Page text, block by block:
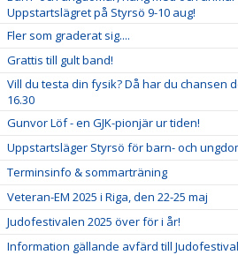
Uppstartslägret på Styrsö 9-10 aug!
Fler som graderat sig....
Grattis till gult band!
Vill du testa din fysik? Då har du chansen
16.30
Gunvor Löf - en GJK-pionjär ur tiden!
Uppstartsläger Styrsö för barn- och
Terminsinfo & sommarträning
Veteran-EM 2025 i Riga, den 22-25 maj
Judofestivalen 2025 över för i år!
Information gällande avfärd till